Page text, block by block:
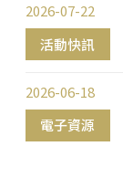
活動快訊
2026-07-22
電子資源
2026-06-18